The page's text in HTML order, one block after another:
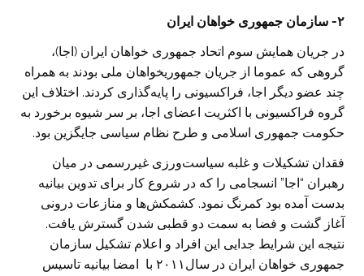
۲- سازمان جمهوری خواهان ایران
در جریان همایش سوم اتحاد جمهوری خواهان ایران (‌اجا)،
گروهی که عموما از جریان جمهوریخواهان ملی بودند به همراه
چند عضو دیگر اجا، فراکسیونی را پایه‌گذاری کردند. اختلاف این
گروه فراکسیونی با اکثریت اعضای اجا، بر سر شیوه برخورد به
حکومت جمهوری اسلامی و طرح نظام سیاسی جایگزین بود.
فقدان تشکیلات و غلبه سیاست‌ورزی غیر‌رسمی در میان
رهبران “اجا” انسجامی را که در شروع کار برای تدوین بیانیه
بدست آمده بود کمرنگ نمود. کشمکش‌ها و منازعات درونی
آغاز گشت و فضا به سمت دو قطبی شدن گسترش یافت.
نتیجه این شرایط جدایی این افراد و اعلام تشکیل سازمان
جمهوری خواهان ایران در سال۲۰۱۱ با امضا بیانیه تاسیس